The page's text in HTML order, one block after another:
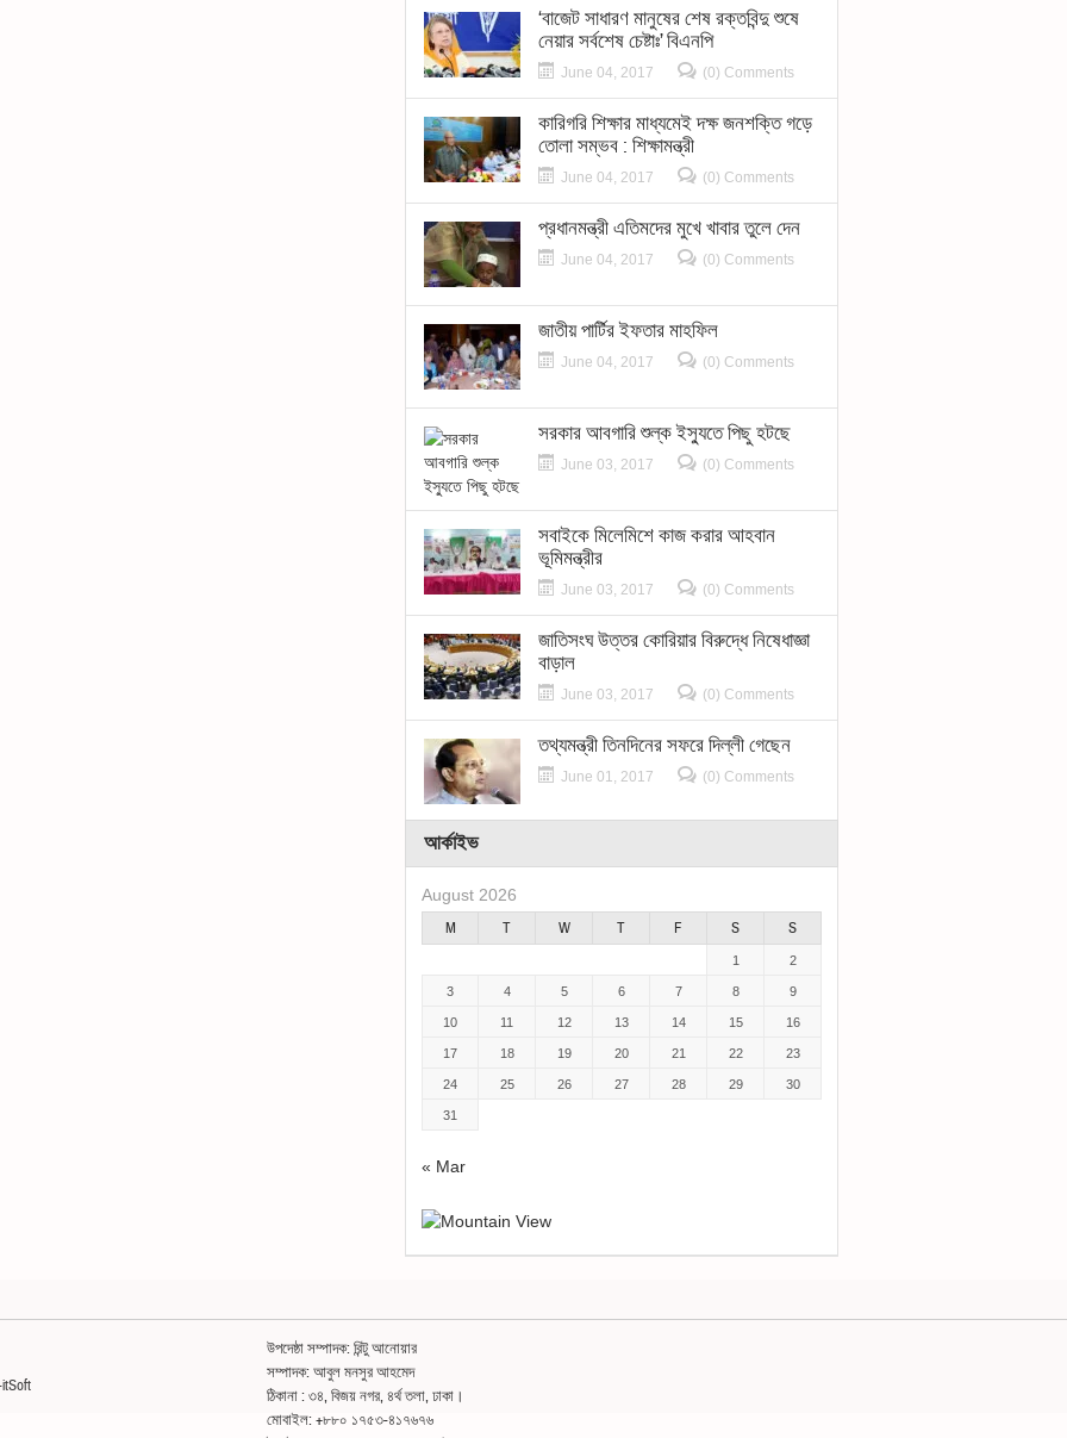
‘বাজেট সাধারণ মানুষের শেষ রক্তবিন্দু শুষে
নেয়ার সর্বশেষ চেষ্টাঃ’ বিএনপি
June 04, 2017 (0) Comments
কারিগরি শিক্ষার মাধ্যমেই দক্ষ জনশক্তি গড়ে
তোলা সম্ভব : শিক্ষামন্ত্রী
June 04, 2017 (0) Comments
প্রধানমন্ত্রী এতিমদের মুখে খাবার তুলে দেন
June 04, 2017 (0) Comments
জাতীয় পার্টির ইফতার মাহফিল
June 04, 2017 (0) Comments
সরকার আবগারি শুল্ক ইস্যুতে পিছু হটছে
June 03, 2017 (0) Comments
সবাইকে মিলেমিশে কাজ করার আহবান
ভূমিমন্ত্রীর
June 03, 2017 (0) Comments
জাতিসংঘ উত্তর কোরিয়ার বিরুদ্ধে নিষেধাজ্ঞা
বাড়াল
June 03, 2017 (0) Comments
তথ্যমন্ত্রী তিনদিনের সফরে দিল্লী গেছেন
June 01, 2017 (0) Comments
আর্কাইভ
August 2026
M
T W T F S S
1 2
3 4 5 6 7 8 9
10 11 12 13 14 15 16
17 18 19 20 21 22 23
24 25 26 27 28 29 30
31
« Mar
উপদেষ্ঠা সম্পাদক: রিন্টু আনোয়ার
সম্পাদক: আবুল মনসুর আহমেদ
ঠিকানা : ৩৪, বিজয় নগর, ৪র্থ তলা, ঢাকা।
মোবাইল: +৮৮০ ১৭৫৩-৪১৭৬৭৬